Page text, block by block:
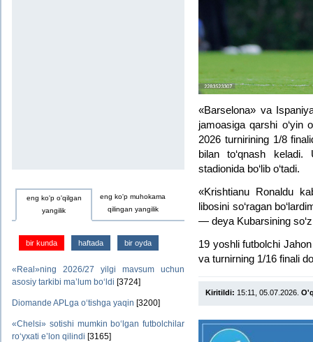
eng ko'p o'qilgan
yangilik
eng ko'p muhokama
qilingan yangilik
bir kunda haftada bir oyda
«Real»ning 2026/27 yilgi mavsum uchun
asosiy tarkibi ma’lum bo‘ldi [3724]
Diomande APLga o‘tishga yaqin [3200]
«Chelsi» sotishi mumkin bo‘lgan futbolchilar
ro‘yxati e’lon qilindi [3165]
«Barselona» va
jamoasiga qarshi o‘yin
2026 turnirining 1/8
bilan to‘qnash keladi.
stadionida bo‘lib o‘tadi.
«Krishtianu Ronaldu
libosini so‘ragan
— deya Kubarsining
19 yoshli futbolchi
va turnirning 1/16 finali
Kiritildi: 15:11, 05.07.2026.